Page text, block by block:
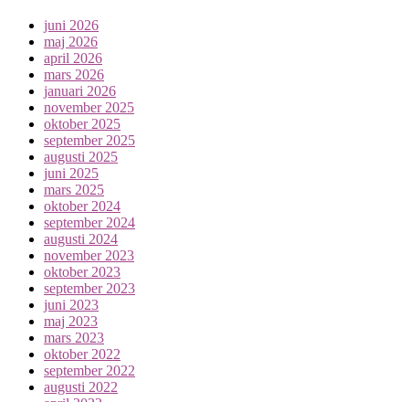
juni 2026
maj 2026
april 2026
mars 2026
januari 2026
november 2025
oktober 2025
september 2025
augusti 2025
juni 2025
mars 2025
oktober 2024
september 2024
augusti 2024
november 2023
oktober 2023
september 2023
juni 2023
maj 2023
mars 2023
oktober 2022
september 2022
augusti 2022